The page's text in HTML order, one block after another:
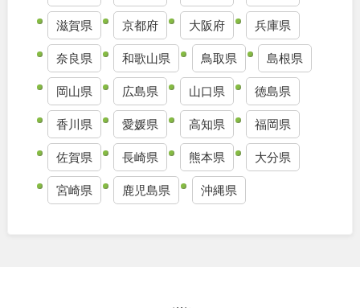
滋賀県 京都府 大阪府 兵庫県
奈良県 和歌山県 鳥取県 島根県
岡山県 広島県 山口県 徳島県
香川県 愛媛県 高知県 福岡県
佐賀県 長崎県 熊本県 大分県
宮崎県 鹿児島県 沖縄県